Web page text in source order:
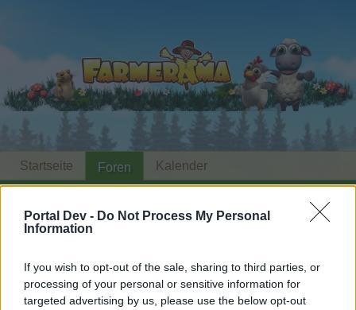
Portal Dev - Do Not Process My Personal
Information
If you wish to opt-out of the sale, sharing to third parties, or
processing of your personal or sensitive information for
targeted advertising by us, please use the below opt-out
Foren ...
Mitglieder, denen der Beitrag #2846
gefällt
Startseite Foren Kalender